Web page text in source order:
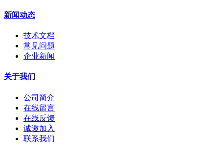
新闻动态
技术文档
常见问题
企业新闻
关于我们
公司简介
在线留言
在线反馈
诚邀加入
联系我们